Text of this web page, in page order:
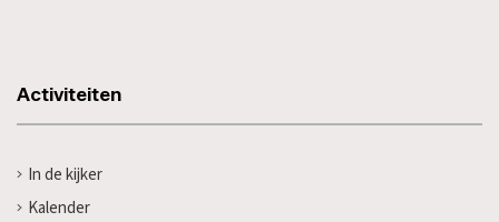
Activiteiten
In de kijker
Kalender